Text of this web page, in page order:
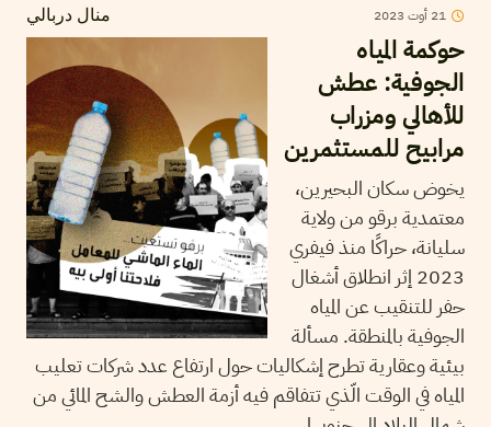
منال دربالي 21 أوت 2023
حوكمة المياه
الجوفية: عطش
للأهالي ومزراب
مرابيح للمستثمرين
يخوض سكان البحيرين،
معتمدية برقو من ولاية
سليانة، حراكًا منذ فيفري
2023 إثر انطلاق أشغال
حفر للتنقيب عن المياه
الجوفية بالمنطقة. مسألة
بيئية وعقارية تطرح إشكاليات حول ارتفاع عدد شركات تعليب
المياه في الوقت الّذي تتفاقم فيه أزمة العطش والشح المائي من